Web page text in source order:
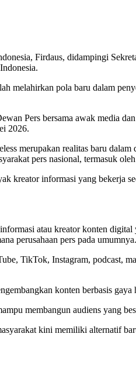
Firdaus, didampingi
melahirkan pola baru dalam
Pers bersama awak media
2026.
merupakan realitas baru
pers nasional, termasuk
kreator informasi yang bekerja
atau kreator konten
perusahaan pers pada umumnya.
TikTok, Instagram, podcast,
konten berbasis
membangun audiens yang
kini memiliki alternatif